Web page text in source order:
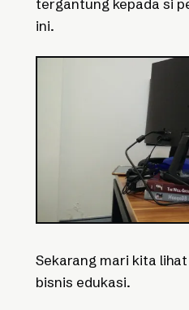
tergantung kepada si
ini.
Sekarang mari kita
bisnis edukasi.